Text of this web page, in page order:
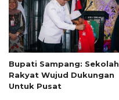
Bupati Sampang: Sekolah
Rakyat Wujud Dukungan
Untuk Pusat